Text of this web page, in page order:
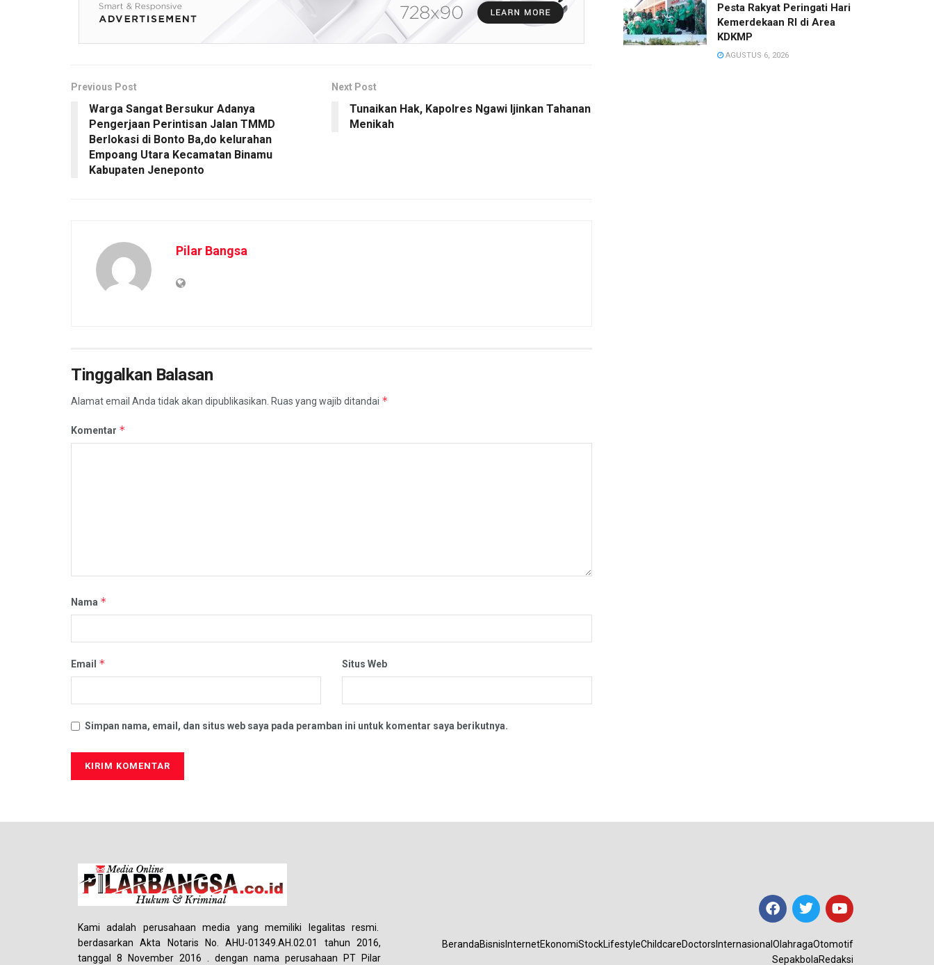
Previous Post
Warga Sangat Bersukur Adanya
Pengerjaan Perintisan Jalan TMMD
Berlokasi di Bonto Ba,do kelurahan
Empoang Utara Kecamatan Binamu
Kabupaten Jeneponto
Next Post
Tunaikan Hak, Kapolres Ngawi Ijinkan Tahanan
Menikah
Pilar Bangsa
Tinggalkan Balasan
Alamat email Anda tidak akan dipublikasikan. Ruas yang wajib ditandai *
Komentar *
Nama *
Email * Situs Web
Simpan nama, email, dan situs web saya pada peramban ini untuk komentar saya berikutnya.
Pesta Rakyat Peringati Hari
Kemerdekaan RI di Area
KDKMP
AGUSTUS 6, 2026
Kami adalah perusahaan media yang memiliki legalitas resmi.
berdasarkan Akta Notaris No. AHU-01349.AH.02.01 tahun 2016,
tanggal 8 November 2016 . dengan nama perusahaan PT Pilar
BerandaBisnis InternetEkonomiStockLifestyleChildcareDoctors InternasionalOlahragaOtomotif
SepakbolaRedaksi